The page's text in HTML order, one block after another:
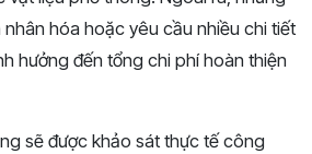
hóa hoặc yêu cầu nhiều chi tiết
hưởng đến tổng chi phí hoàn thiện
sẽ được khảo sát thực tế công